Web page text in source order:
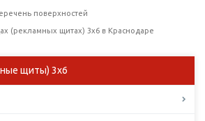
поверхностей
(рекламных щитах) 3х6 в Краснодаре
щиты) 3х6